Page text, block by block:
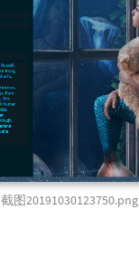
图20191030123750.png